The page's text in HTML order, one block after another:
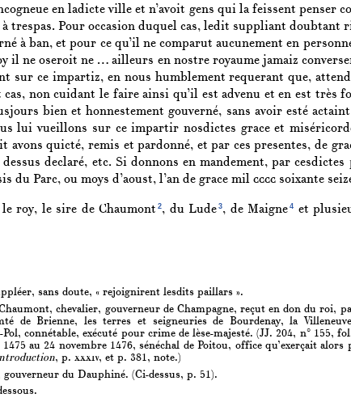
en ladicte ville et n’avoit gens qui la feissent penser
trespas. Pour occasion duquel cas, ledit suppliant doubtant
à ban, et pour ce qu’il ne comparut aucunement en
il ne oseroit ne … ailleurs en nostre royaume jamaiz
sur ce impartiz, en nous humblement requerant que,
non cuidant le faire ainsi qu’il est advenu et en est très
bien et honnestement gouverné, sans avoir esté
lui vueillons sur ce impartir nosdictes grace et
avons quicté, remis et pardonné, et par ces presentes, de
declaré, etc. Si donnons en mandement, par cesdictes
du Parc, ou moys d’aoust, l’an de grace mil ccccsoixante
roy, le sire de Chaumont 2, du Lude 3, de Maigne 4 et
sans doute, « rejoignirent lesdits paillars ».
chevalier, gouverneur de Champagne, reçut en don du roi,
de Brienne, les terres et seigneuries de Bourdenay, la
connétable, exécuté pour crime de lèse-majesté. (JJ. 204, n° 155,
au 24 novembre 1476, sénéchal de Poitou, office qu’exerçait
, p. xxxiv, et p. 381, note.)
du Dauphiné. (Ci-dessus, p. 51).